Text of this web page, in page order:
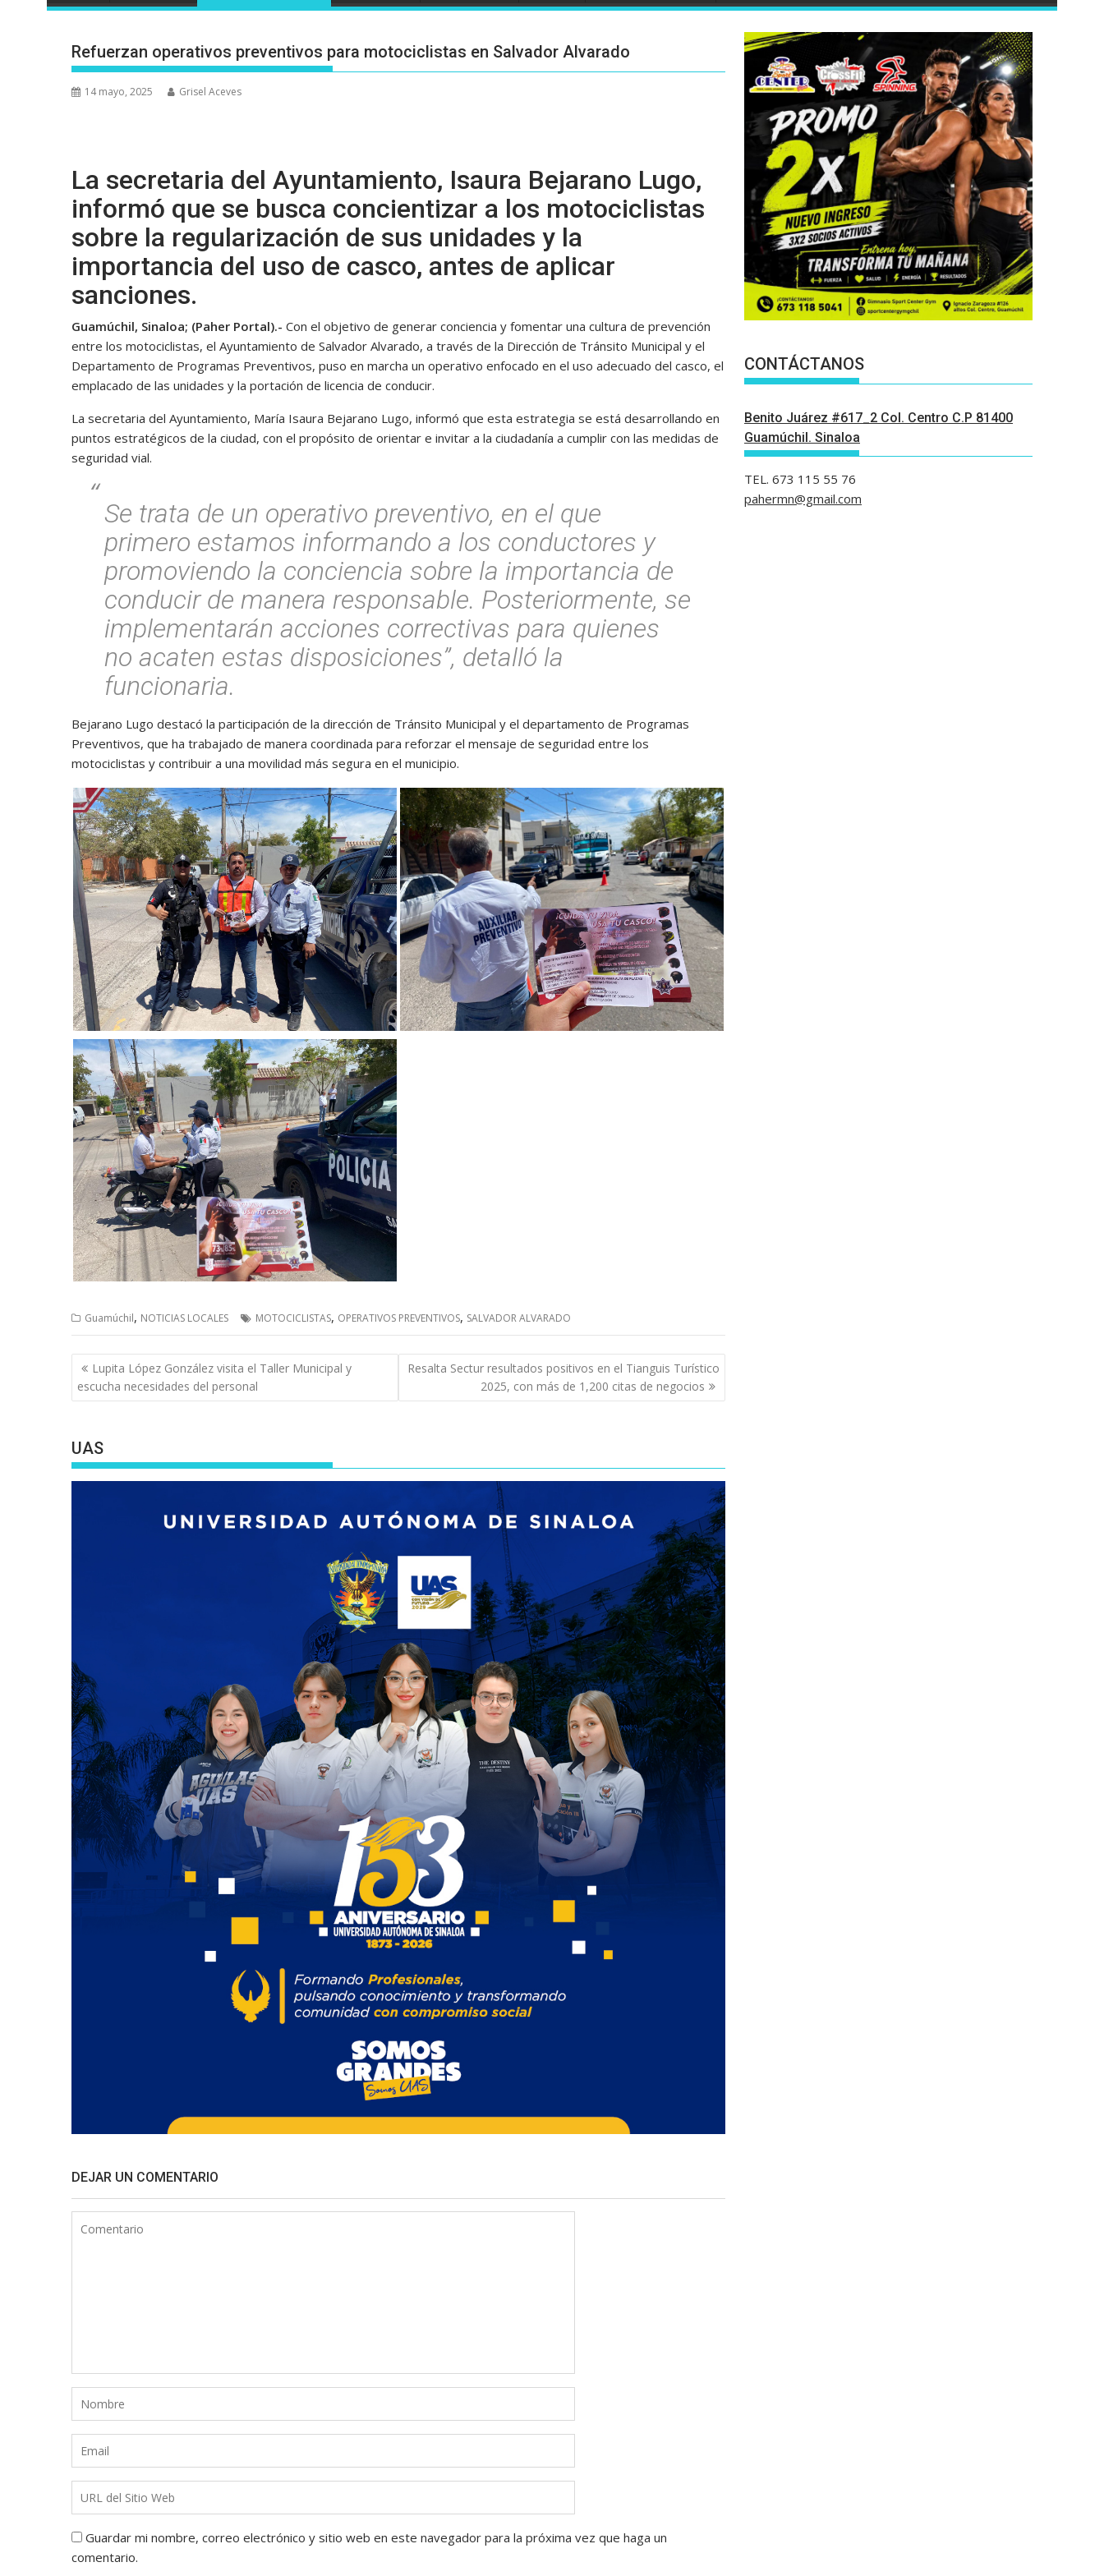
Refuerzan operativos preventivos para motociclistas en Salvador Alvarado
14 mayo, 2025 Grisel Aceves
La secretaria del Ayuntamiento, Isaura Bejarano Lugo,
informó que se busca concientizar a los motociclistas
sobre la regularización de sus unidades y la
importancia del uso de casco, antes de aplicar
sanciones.
Guamúchil, Sinaloa; (Paher Portal).- Con el objetivo de generar conciencia y fomentar una cultura de prevención
entre los motociclistas, el Ayuntamiento de Salvador Alvarado, a través de la Dirección de Tránsito Municipal y el
Departamento de Programas Preventivos, puso en marcha un operativo enfocado en el uso adecuado del casco, el
emplacado de las unidades y la portación de licencia de conducir.
La secretaria del Ayuntamiento, María Isaura Bejarano Lugo, informó que esta estrategia se está desarrollando en
puntos estratégicos de la ciudad, con el propósito de orientar e invitar a la ciudadanía a cumplir con las medidas de
seguridad vial.
Se trata de un operativo preventivo, en el que
primero estamos informando a los conductores y
promoviendo la conciencia sobre la importancia de
conducir de manera responsable. Posteriormente, se
implementarán acciones correctivas para quienes
no acaten estas disposiciones”, detalló la
funcionaria.
Bejarano Lugo destacó la participación de la dirección de Tránsito Municipal y el departamento de Programas
Preventivos, que ha trabajado de manera coordinada para reforzar el mensaje de seguridad entre los
motociclistas y contribuir a una movilidad más segura en el municipio.
Guamúchil, NOTICIAS LOCALES MOTOCICLISTAS, OPERATIVOS PREVENTIVOS, SALVADOR ALVARADO
Navegación
de
entradas
Lupita López González visita el Taller Municipal y
escucha necesidades del personal
Resalta Sectur resultados positivos en el Tianguis Turístico
2025, con más de 1,200 citas de negocios
UAS
DEJAR UN COMENTARIO
Guardar mi nombre, correo electrónico y sitio web en este navegador para la próxima vez que haga un
comentario.
CONTÁCTANOS
Benito Juárez #617_2 Col. Centro C.P 81400
Guamúchil. Sinaloa
TEL. 673 115 55 76
pahermn@gmail.com